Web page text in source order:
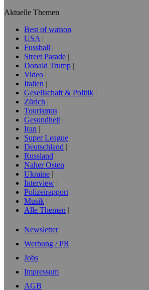
Aktuelle Themen
Best of watson
USA
Fussball
Street Parade
Donald Trump
Video
Italien
Gesellschaft & Politik
Zürich
Tourismus
Gesundheit
Iran
Super League
Deutschland
Russland
Naher Osten
Ukraine
Interview
Polizeirapport
Musik
Alle Themen
Newsletter
Werbung / PR
Jobs
Impressum
AGB